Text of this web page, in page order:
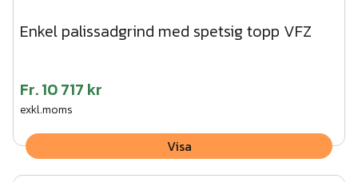
Enkel palissadgrind med spetsig topp VFZ
Fr.10 717 kr
exkl.moms
Visa